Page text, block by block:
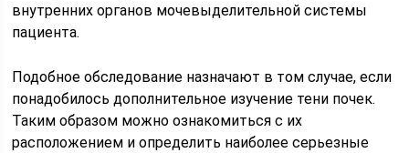
внутренних органов мочевыделительной системы
пациента.
Подобное обследование назначают в том случае, если
понадобилось дополнительное изучение тени почек.
Таким образом можно ознакомиться с их
расположением и определить наиболее серьезные